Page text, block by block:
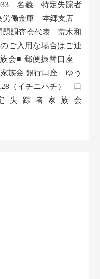
名義 特定失踪者
労働金庫 本郷支店
調査会代表 荒木和
ご入用な場合はご連
会■ 郵便振替口座
族会 銀行口座 ゆう
（イチニハチ） 口
失踪者家族会